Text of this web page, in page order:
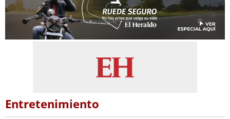
Entretenimiento